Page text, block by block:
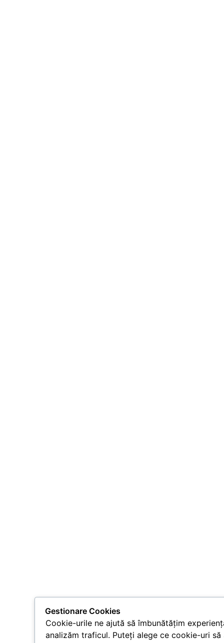
Gestionare Cookies
Cookie-urile ne ajută să îmbunătățim
analizăm traficul. Puteți alege ce cookie-uri